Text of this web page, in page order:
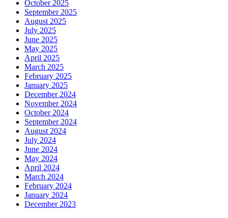
October 2025
September 2025
August 2025
July 2025
June 2025
May 2025
April 2025
March 2025
February 2025
January 2025
December 2024
November 2024
October 2024
September 2024
August 2024
July 2024
June 2024
May 2024
April 2024
March 2024
February 2024
January 2024
December 2023